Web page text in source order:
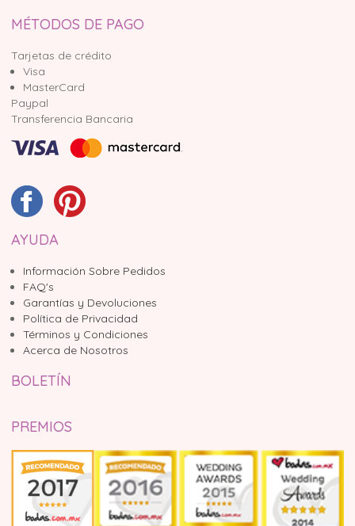
MÉTODOS DE PAGO
Tarjetas de crédito
Visa
MasterCard
Paypal
Transferencia Bancaria
AYUDA
Información Sobre Pedidos
FAQ's
Garantías y Devoluciones
Política de Privacidad
Términos y Condiciones
Acerca de Nosotros
BOLETÍN
PREMIOS